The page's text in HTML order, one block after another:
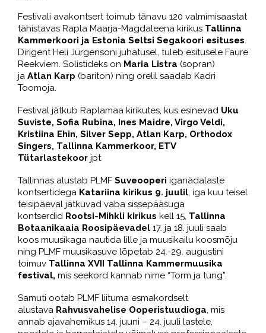
Festivali avakontsert toimub tänavu 120 valmimisaastat
tähistavas Rapla Maarja-Magdaleena kirikus Tallinna
Kammerkoori ja Estonia Seltsi Segakoori esituses.
Dirigent Heli Jürgensoni juhatusel, tuleb esitusele Faure
Reekviem. Solistideks on Maria Listra (sopran)
ja Atlan Karp (bariton) ning orelil saadab Kadri
Toomoja.
Festival jätkub Raplamaa kirikutes, kus esinevad Uku
Suviste, Sofia Rubina, Ines Maidre, Virgo Veldi,
Kristiina Ehin, Silver Sepp, Atlan Karp, Orthodox
Singers, Tallinna Kammerkoor, ETV
Tütarlastekoor jpt
Tallinnas alustab PLMF Suveooperi iganädalaste
kontsertidega Katariina kirikus 9. juulil, iga kuu teisel
teisipäeval jätkuvad vaba sissepääsuga
kontserdid Rootsi-Mihkli kirikus kell 15, Tallinna
Botaanikaaia Roosipäevadel 17. ja 18. juuli saab
koos muusikaga nautida lille ja muusikailu koosmõju
ning PLMF muusikasuve lõpetab 24.-29. augustini
toimuv Tallinna XVII Tallinna Kammermuusika
festival, mis seekord kannab nime “Torm ja tung”.
Samuti ootab PLMF liituma esmakordselt
alustava Rahvusvahelise Ooperistuudioga, mis
annab ajavahemikus 14. juuni – 24. juuli lastele,